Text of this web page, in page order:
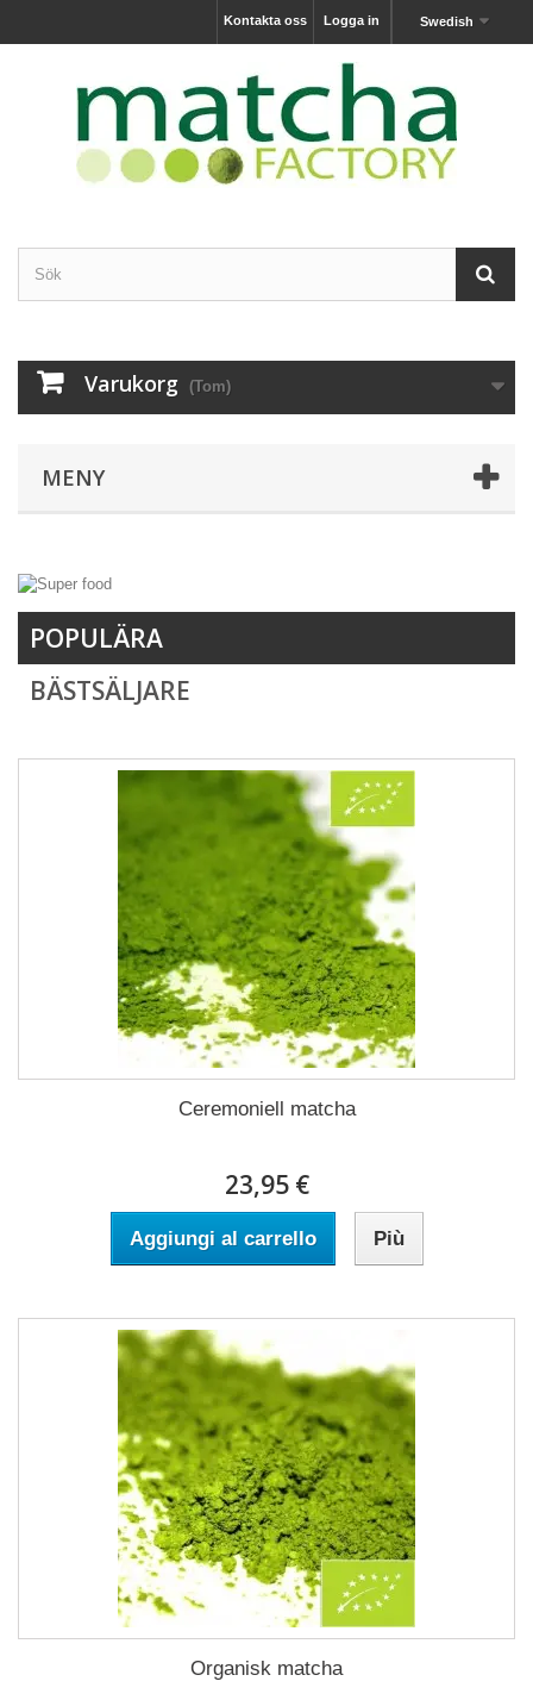
Swedish
Logga in
Kontakta oss
Varukorg (Tom)
MENY
POPULÄRA
BÄSTSÄLJARE
Ceremoniell matcha
23,95 €
Aggiungi al carrello Più
Organisk matcha